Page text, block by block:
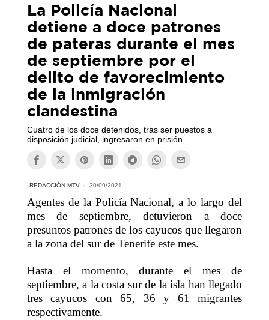
La Policía Nacional
detiene a doce patrones
de pateras durante el mes
de septiembre por el
delito de favorecimiento
de la inmigración
clandestina
Cuatro de los doce detenidos, tras ser puestos a
disposición judicial, ingresaron en prisión
REDACCIÓN MTV 30/09/2021
Agentes de la Policía Nacional, a lo largo del
mes de septiembre, detuvieron a doce
presuntos patrones de los cayucos que llegaron
a la zona del sur de Tenerife este mes.
Hasta el momento, durante el mes de
septiembre, a la costa sur de la isla han llegado
tres cayucos con 65, 36 y 61 migrantes
respectivamente.